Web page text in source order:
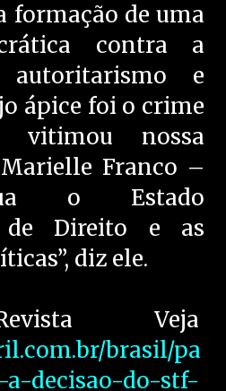
formação de uma
contra a
autoritarismo e
ápice foi o crime
vitimou nossa
Franco –
o Estado
de Direito e as
diz ele.
Veja
brasil/pa
a-decisao-do-stf-